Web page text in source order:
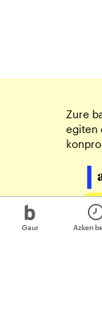
Gaur Azken
Zure
egiten